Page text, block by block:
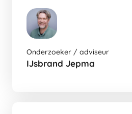
naar
de
Onderzoeker / adviseur
IJsbrand Jepma